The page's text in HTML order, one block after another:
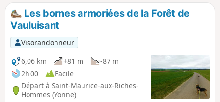
Les bornes armoriées de la Forêt de
Vauluisant
Visorandonneur
6,06 km
+81 m
-87 m
2h 00
Facile
Départ à Saint-Maurice-aux-Riches-
Hommes (Yonne)